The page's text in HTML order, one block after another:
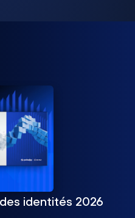
identités 2026